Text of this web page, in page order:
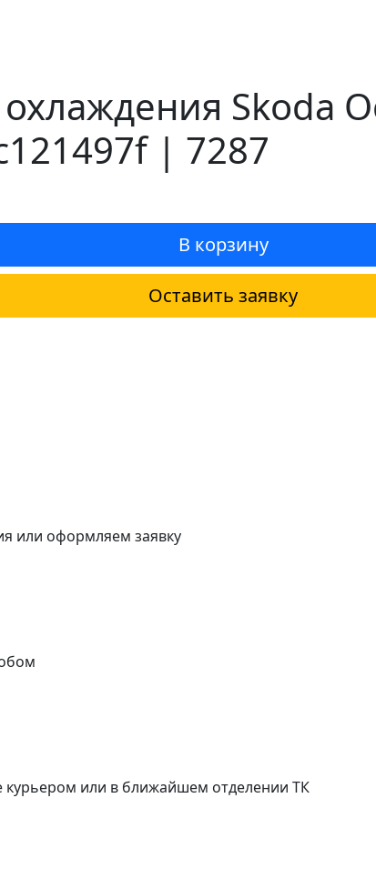
Skoda
| 7287
В корзину
Оставить заявку
или оформляем заявку
курьером или в ближайшем отделении ТК